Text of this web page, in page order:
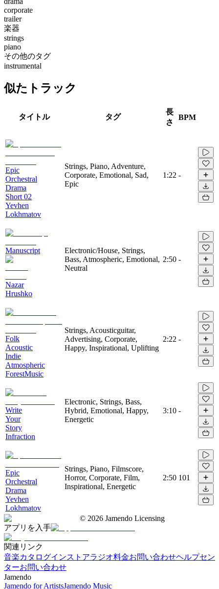
corporate
trailer
楽器
strings
piano
その他のタグ
instrumental
似たトラック
タイトル タグ
長
さ
BPM
Epic
Orchestral
Drama
Short 02
Yevhen
Lokhmatov
Strings, Piano, Adventure,
Corporate, Emotional, Sad,
Epic
1:22 -
Manuscript
Nazar
Hrushko
Electronic/House, Strings,
Bass, Atmospheric, Emotional,
Neutral
2:50 -
Folk
Acoustic
Indie
Atmospheric
ForestMusic
Strings, Acousticguitar,
Advertising, Corporate,
Happy, Inspirational, Uplifting
2:22 -
Write
Your
Story
Infraction
Electronic, Strings, Bass,
Hybrid, Emotional, Happy,
Energetic
3:10 -
Epic
Orchestral
Drama
Yevhen
Lokhmatov
Strings, Piano, Filmscore,
Horror, Corporate, Film,
Inspirational, Energetic
2:50 101
© 2026 Jamendo Licensing
アプリを入手
関連リンク
音楽カタログインストアラジオ料金お問い合わせヘルプセン
ターお問い合わせ
Jamendo
Jamendo for ArtistsJamendo Music